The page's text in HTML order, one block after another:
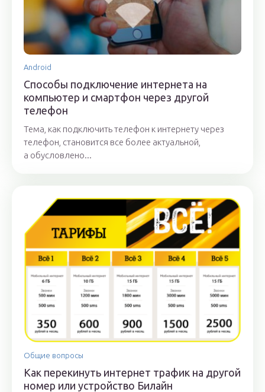
Android
Способы подключение интернета на
компьютер и смартфон через другой
телефон
Тема, как подключить телефон к интернету через
телефон, становится все более актуальной,
а обусловлено...
Общие вопросы
Как перекинуть интернет трафик на другой
номер или устройство Билайн